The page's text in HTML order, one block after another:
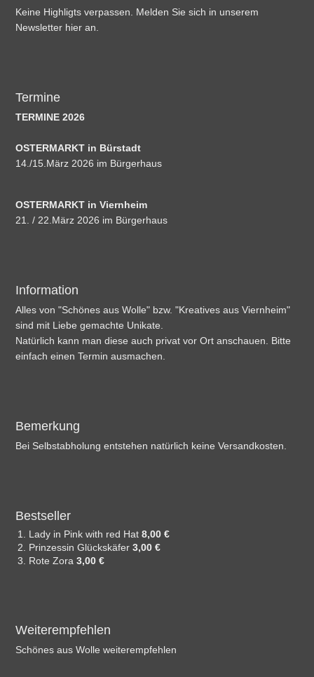
Keine Highligts verpassen. Melden Sie sich in unserem
Newsletter hier an.
Termine
TERMINE 2026
OSTERMARKT in Bürstadt
14./15.März 2026 im Bürgerhaus
OSTERMARKT in Viernheim
21. / 22.März 2026 im Bürgerhaus
Information
Alles von "Schönes aus Wolle" bzw. "Kreatives aus Viernheim"
sind mit Liebe gemachte Unikate.
Natürlich kann man diese auch privat vor Ort anschauen. Bitte
einfach einen Termin ausmachen.
Bemerkung
Bei Selbstabholung entstehen natürlich keine Versandkosten.
Bestseller
Lady in Pink with red Hat8,00 €
Prinzessin Glückskäfer3,00 €
Rote Zora3,00 €
Weiterempfehlen
Schönes aus Wolle weiterempfehlen